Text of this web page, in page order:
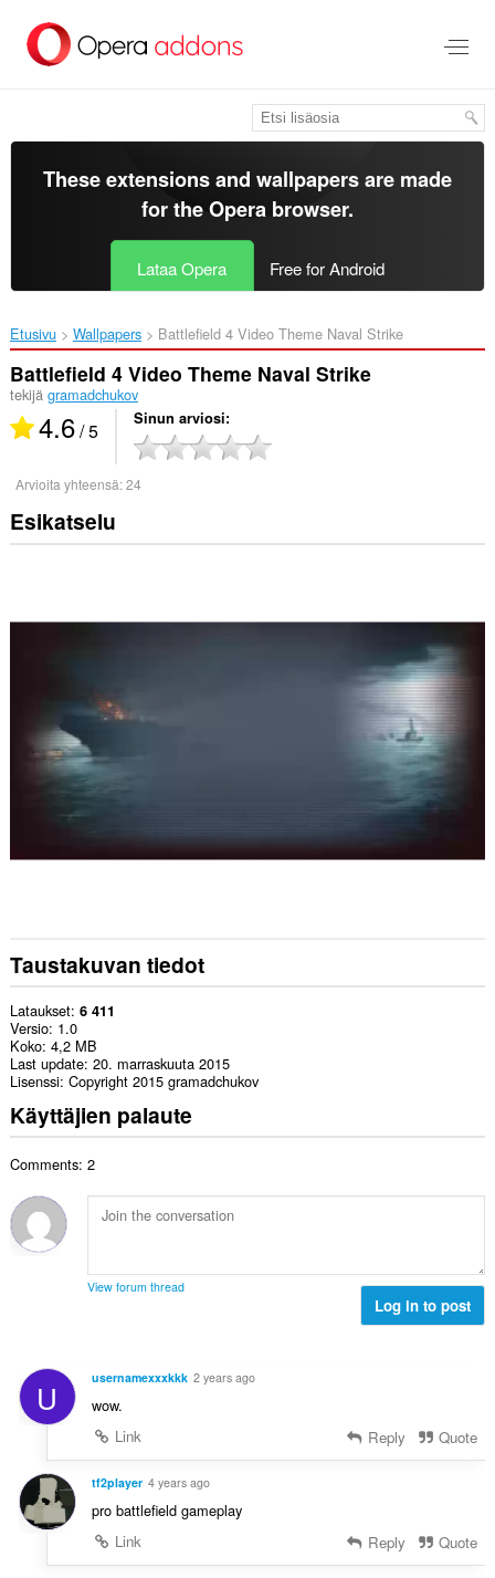
pääsisältöön
These extensions and wallpapers are made
for theOpera browser.
Lataa Opera Free for Android
Etusivu Wallpapers Battlefield 4 Video Theme Naval Strike‎
Battlefield 4 Video Theme Naval Strike
tekijä gramadchukov
4.6/ 5 Sinun arviosi
Arvioita yhteensä:24
Esikatselu
Taustakuvan tiedot
Lataukset 6 411
Versio 1.0
Koko 4,2 MB
Last update 20. marraskuuta 2015
Lisenssi Copyright 2015 gramadchukov
Käyttäjien palaute
Comments: 2
View forum thread
Log in to post
U usernamexxxkkk 2 years ago
wow.
Link
Reply Quote
tf2player 4 years ago
pro battlefield gameplay
Link
Reply Quote